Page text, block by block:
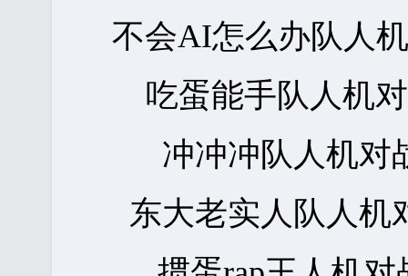
不会AI怎么办队人
吃蛋能手队人机
冲冲冲队人机对
东大老实人队人机